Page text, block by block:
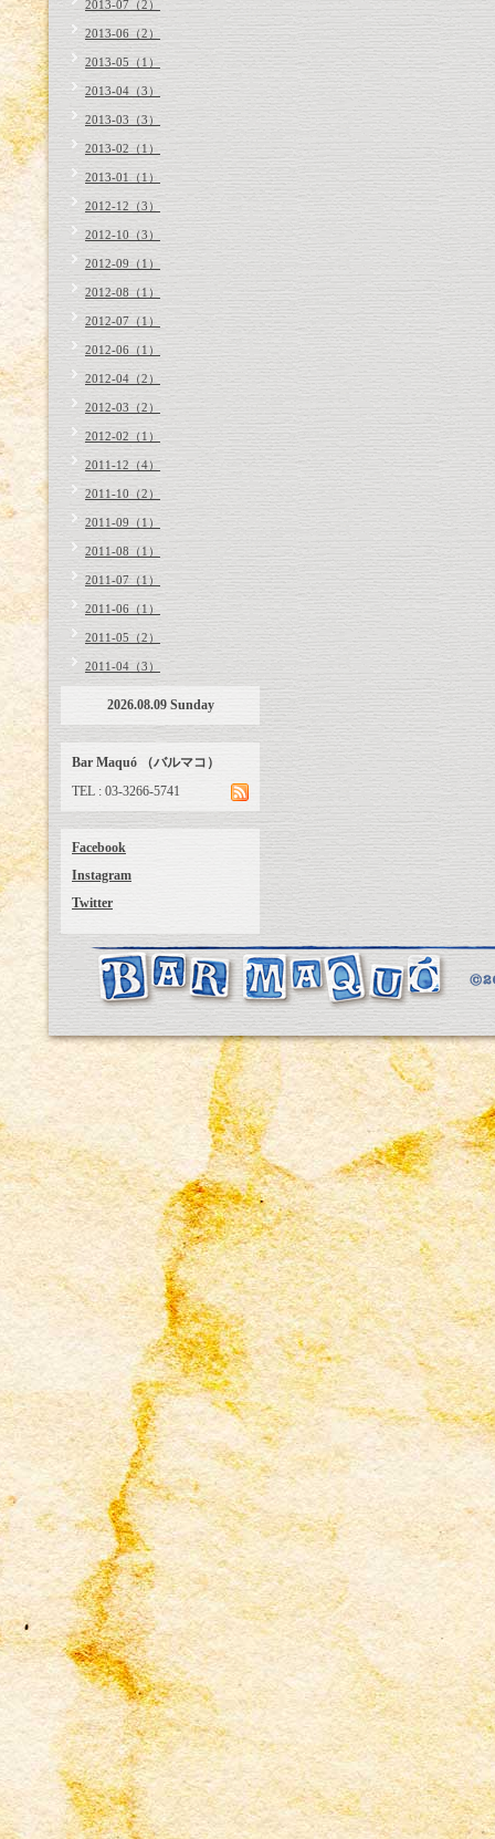
2013-07（2）
2013-06（2）
2013-05（1）
2013-04（3）
2013-03（3）
2013-02（1）
2013-01（1）
2012-12（3）
2012-10（3）
2012-09（1）
2012-08（1）
2012-07（1）
2012-06（1）
2012-04（2）
2012-03（2）
2012-02（1）
2011-12（4）
2011-10（2）
2011-09（1）
2011-08（1）
2011-07（1）
2011-06（1）
2011-05（2）
2011-04（3）
2026.08.09 Sunday
Bar Maquó （バルマコ）
TEL : 03-3266-5741
Facebook
Instagram
Twitter